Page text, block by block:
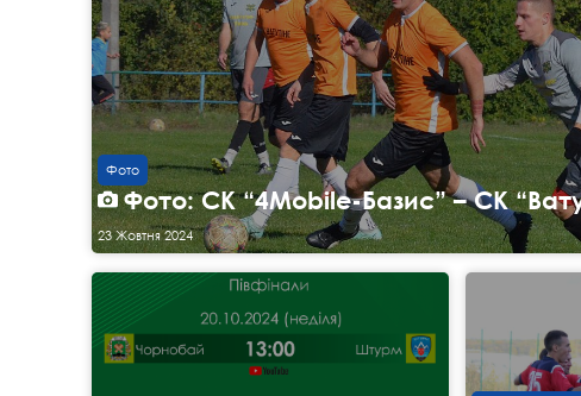
Фото
Фото: СК “4Mobile-Базис” – СК
23 Жовтня 2024